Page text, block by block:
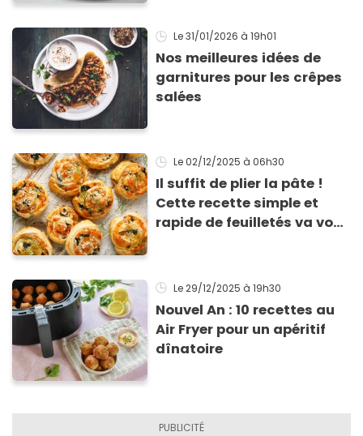
Le 31/01/2026 à 19h01
Nos meilleures idées de
garnitures pour les crêpes
salées
Le 02/12/2025 à 06h30
Il suffit de plier la pâte !
Cette recette simple et
rapide de feuilletés va vous
Le 29/12/2025 à 19h30
Nouvel An : 10 recettes au
Air Fryer pour un apéritif
dînatoire